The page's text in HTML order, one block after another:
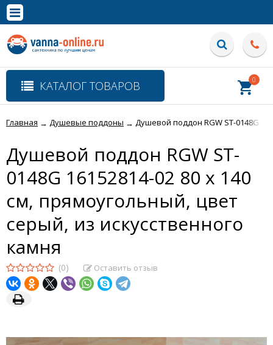
Полная версия сайта
КАТАЛОГ ТОВАРОВ 0
Главная → Душевые поддоны → Душевой поддон RGW ST-0148G
Душевой поддон RGW ST-
0148G 16152814-02 80 x 140
см, прямоугольный, цвет
серый, из искусственного
камня
(0) Оставить отзыв